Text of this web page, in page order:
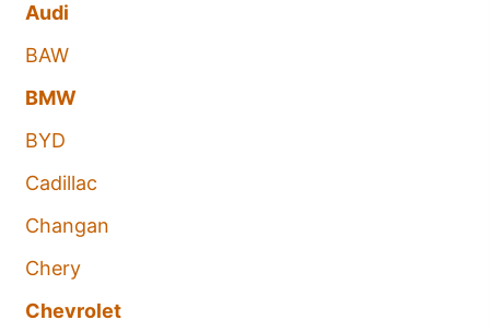
Audi
BAW
BMW
BYD
Cadillac
Changan
Chery
Chevrolet